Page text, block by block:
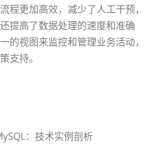
程更加高效，减少了人工干预，
提高了数据处理的速度和准确
的视图来监控和管理业务活动，
支持。
：技术实例剖析